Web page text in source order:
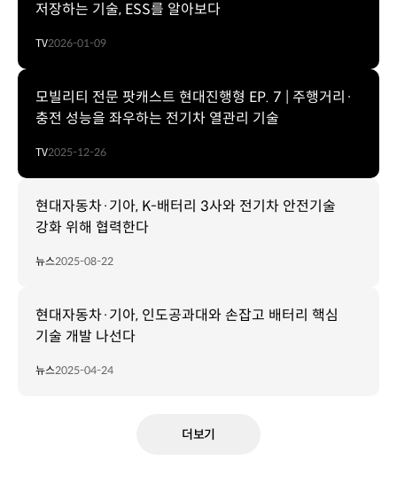
저장하는 기술, ESS를 알아보다
TV2026-01-09
모빌리티 전문 팟캐스트 현대진행형 EP. 7 | 주행거리·
충전 성능을 좌우하는 전기차 열관리 기술
TV2025-12-26
현대자동차·기아, K-배터리 3사와 전기차 안전기술
강화 위해 협력한다
뉴스2025-08-22
현대자동차·기아, 인도공과대와 손잡고 배터리 핵심
기술 개발 나선다
뉴스2025-04-24
더보기